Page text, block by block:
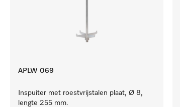
APLW 069
Inspuiter met roestvrijstalen plaat, Ø 8,
lengte 255 mm.